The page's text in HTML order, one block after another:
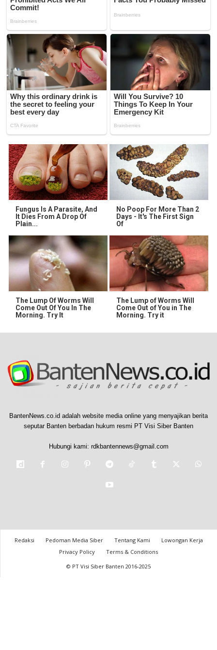
Fungus Is A Parasite, And
It Dies From A Drop Of
Plain...
No Poop For More Than 2
Days - It's The First Sign
Of
The Lump Of Worms Will
Come Out Of You In The
Morning. Try It
The Lump of Worms Will
Come Out of You in The
Morning. Try it
BantenNews.co.id adalah website media online yang menyajikan berita
seputar Banten berbadan hukum resmi PT Visi Siber Banten
Hubungi kami: rdkbantennews@gmail.com
Redaksi Pedoman Media Siber Tentang Kami
Lowongan Kerja
Privacy Policy
Terms & Conditions
© PT Visi Siber Banten 2016-2025